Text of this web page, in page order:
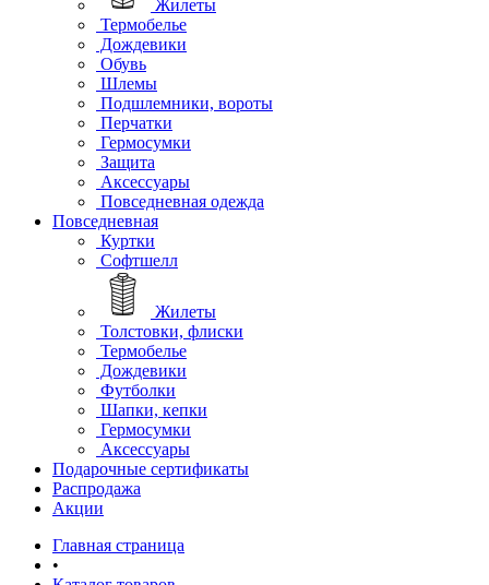
Жилеты
Термобелье
Дождевики
Обувь
Шлемы
Подшлемники, вороты
Перчатки
Гермосумки
Защита
Аксессуары
Повседневная одежда
Повседневная
Куртки
Софтшелл
Жилеты
Толстовки, флиски
Термобелье
Дождевики
Футболки
Шапки, кепки
Гермосумки
Аксессуары
Подарочные сертификаты
Распродажа
Акции
Главная страница
•